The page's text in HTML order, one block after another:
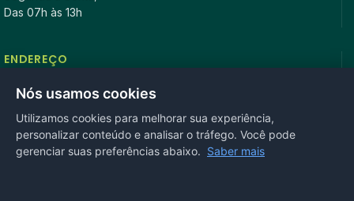
Das 07h às 13h
ENDEREÇO
Rua Antonio Tavares, n° 3310, Centro CEP: 78.280-000 -
Mirassol D’Oeste, MT
REDES SOCIAIS
Nós usamos cookies
Utilizamos cookies para melhorar sua experiência,
personalizar conteúdo e analisar o tráfego. Você pode
gerenciar suas preferências abaixo. Saber mais